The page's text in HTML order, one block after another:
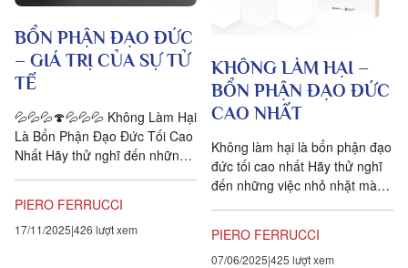
BỔN PHẬN ĐẠO ĐỨC
– GIÁ TRỊ CỦA SỰ TỬ
TẾ
💦💦💦🍄💦💦💦 Không Làm Hại
Là Bổn Phận Đạo Đức Tối Cao
Nhất Hãy thử nghĩ đến những
trở...
PIERO FERRUCCI
17/11/2025 426 lượt xem
KHÔNG LÀM HẠI –
BỔN PHẬN ĐẠO ĐỨC
CAO NHẤT
Không làm hại là bổn phận đạo
đức tối cao nhất Hãy thử nghĩ
đến những việc nhỏ nhặt mà
PIERO FERRUCCI
07/06/2025 425 lượt xem